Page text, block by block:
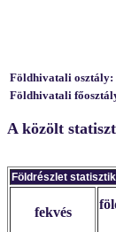
Földhivatali osztály:
Földhivatali
A közölt
Földrészlet
fekvés